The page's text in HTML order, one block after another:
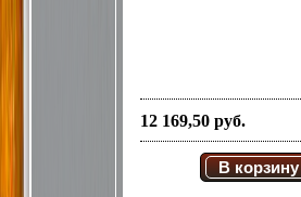
12 169,50 руб.
В корзину